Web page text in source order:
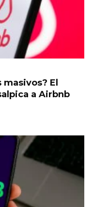
masivos? El
a Airbnb